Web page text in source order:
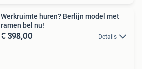
Werkruimte huren? Berlijn model met
ramen bel nu!
€ 398,00 Details